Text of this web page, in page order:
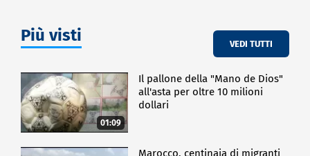
Più visti VEDI TUTTI
01:09
Il pallone della "Mano de Dios"
all'asta per oltre 10 milioni
dollari
Marocco, centinaia di migranti